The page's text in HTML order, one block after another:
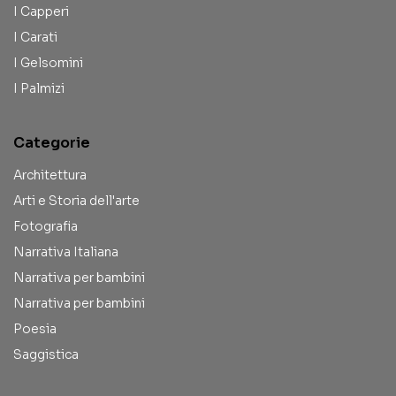
I Capperi
I Carati
I Gelsomini
I Palmizi
Categorie
Architettura
Arti e Storia dell'arte
Fotografia
Narrativa Italiana
Narrativa per bambini
Narrativa per bambini
Poesia
Saggistica